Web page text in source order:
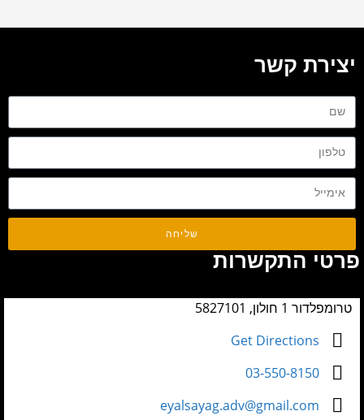
יצירת קשר
שליחה
פרטי התקשרות
טרומפלדור 1 חולון, 5827101
Get Directions
03-550-8150
eyalsayag.adv@gmail.com